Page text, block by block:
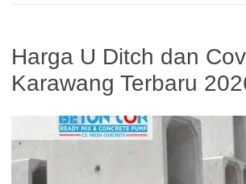
Harga U Ditch dan
Karawang Terbaru